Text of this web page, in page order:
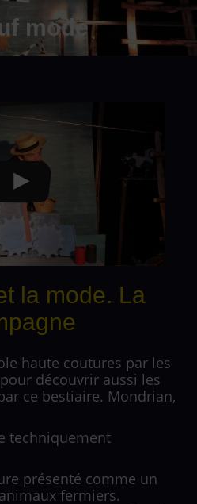
mode
la mode. La
haute coutures par les
découvrir aussi les
ce bestiaire. Mondrian,
techniquement
présenté comme un
fermiers.